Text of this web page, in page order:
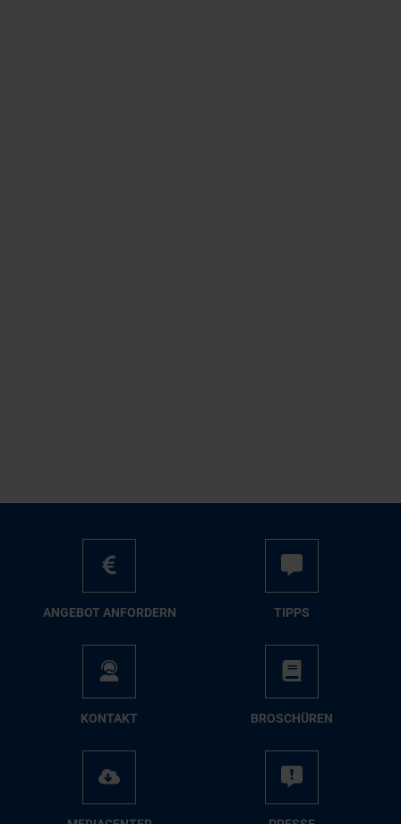
AN­GE­BOT AN­FOR­DERN TIPPS
KON­TAKT BRO­SCHÜ­REN